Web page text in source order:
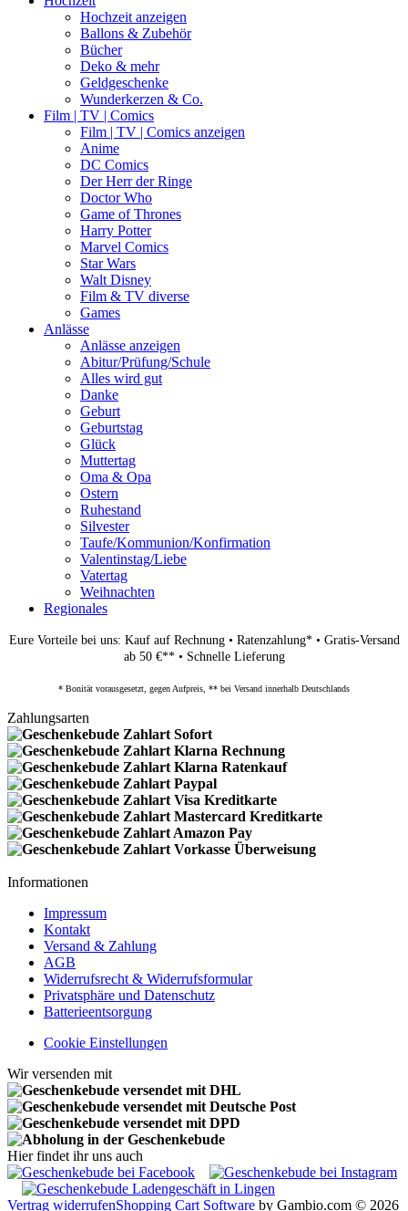
Hochzeit anzeigen
Ballons & Zubehör
Bücher
Deko & mehr
Geldgeschenke
Wunderkerzen & Co.
Film | TV | Comics
Film | TV | Comics anzeigen
Anime
DC Comics
Der Herr der Ringe
Doctor Who
Game of Thrones
Harry Potter
Marvel Comics
Star Wars
Walt Disney
Film & TV diverse
Games
Anlässe
Anlässe anzeigen
Abitur/Prüfung/Schule
Alles wird gut
Danke
Geburt
Geburtstag
Glück
Muttertag
Oma & Opa
Ostern
Ruhestand
Silvester
Taufe/Kommunion/Konfirmation
Valentinstag/Liebe
Vatertag
Weihnachten
Regionales
Eure Vorteile bei uns: Kauf auf Rechnung • Ratenzahlung* • Gratis-Versand
ab 50 €** • Schnelle Lieferung
* Bonität vorausgesetzt, gegen Aufpreis, ** bei Versand innerhalb Deutschlands
Zahlungsarten
Informationen
Impressum
Kontakt
Versand & Zahlung
AGB
Widerrufsrecht & Widerrufsformular
Privatsphäre und Datenschutz
Batterieentsorgung
Cookie Einstellungen
Wir versenden mit
Hier findet ihr uns auch
Vertrag widerrufenShopping Cart Software by Gambio.com © 2026